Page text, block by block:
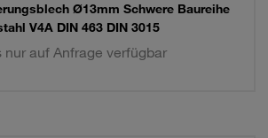
Ø13mm Schwere Baureihe
V4A DIN 463 DIN 3015
nur auf Anfrage verfügbar